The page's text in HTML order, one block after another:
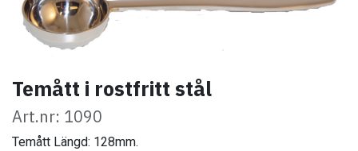
Temått i rostfritt stål
Art.nr: 1090
Temått Längd: 128mm.